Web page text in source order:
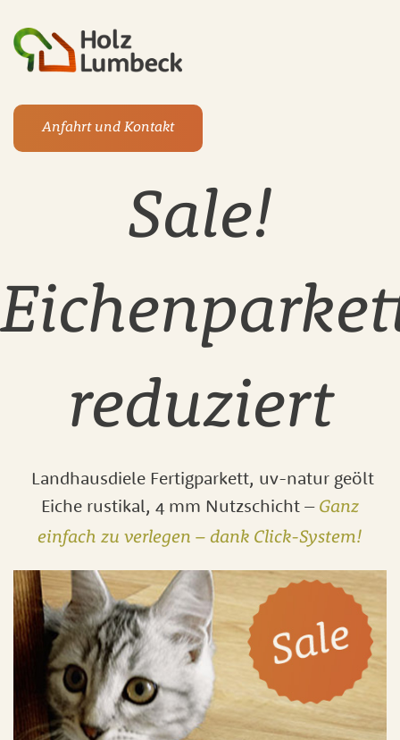
Anfahrt und Kontakt
Sale!
reduziert
Landhausdiele Fertigparkett, uv-natur geölt
Eiche rustikal, 4 mm Nutzschicht – Ganz
einfach zu verlegen – dank Click-System!